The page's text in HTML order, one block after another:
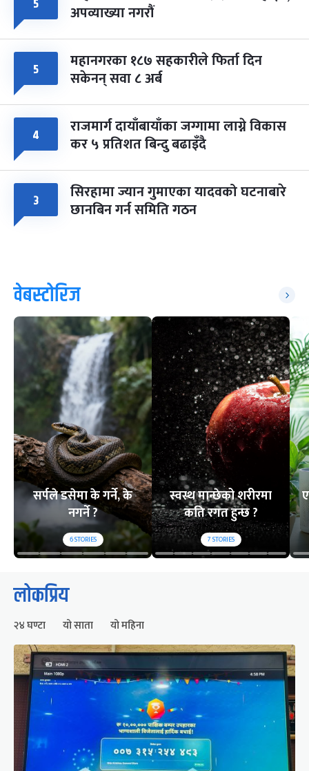
५ अपव्याख्या नगरौं
५ महानगरका १८७ सहकारीले फिर्ता दिन
सकेनन् सवा ८ अर्ब
४ राजमार्ग दायाँबायाँका जग्गामा लाग्ने विकास
कर ५ प्रतिशत बिन्दु बढाइँदै
३ सिरहामा ज्यान गुमाएका यादवको घटनाबारे
छानबिन गर्न समिति गठन
वेबस्टोरिज
सर्पले डसेमा के गर्ने, के
नगर्ने ?
6STORIES
स्वस्थ मान्छेको शरीरमा
कति रगत हुन्छ ?
7STORIES
लोकप्रिय
२४ घण्टा यो साता यो महिना